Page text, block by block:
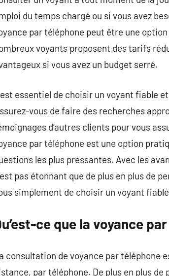
du temps chargé ou si vous avez
par téléphone peut être une
voyants proposent des tarifs
si vous avez un budget serré.
essentiel de choisir un voyant fiable
vous de faire des recherches
d’autres clients pour vous
par téléphone est une option
les plus pressantes. Avec les
pas étonnant que de plus en plus de
simplement de choisir un voyant
ce que la voyance
consultation de voyance par téléphone
par téléphone. De plus en plus